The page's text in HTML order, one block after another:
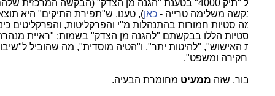
מן הצדק" (הבקשה המרכזית שלהם
משלימה טרייה -כאן), טענו, ש"תפירת התיקים" היא תוצאה
סטיות חמורות בהתנהלות מ"י והפרקליטות, והפרקליטים כינו
הללו בבקשתם "להגנה מן הצדק" בשמות: "ראיית מנהרה
האישוש", "להיטות יתר", ו"הטיה מוסדית", מה שהוביל ל"שיבושי
חקירה ומשפט".
שזהממעיטמחומרת הבעיה.